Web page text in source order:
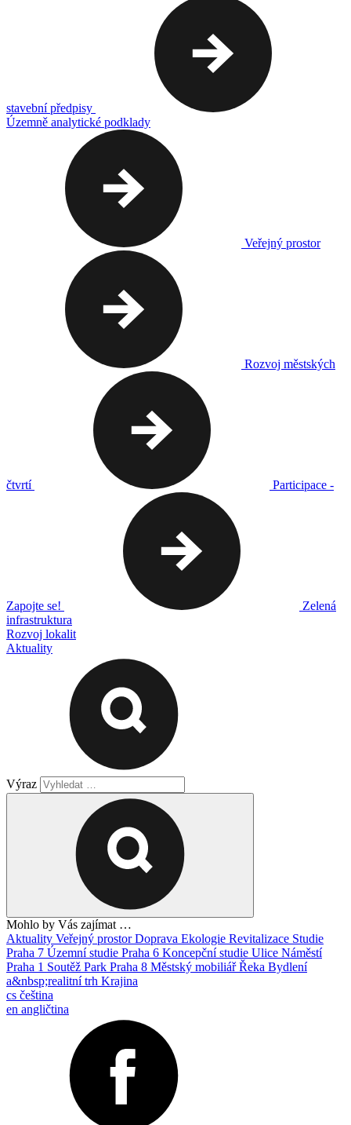
stavební předpisy
Územně analytické podklady
Veřejný prostor
Rozvoj městských
čtvrtí Participace -
Zapojte se!
Zelená
infrastruktura
Rozvoj lokalit
Aktuality
Výraz
Mohlo by Vás zajímat …
Aktuality Veřejný prostorDoprava Ekologie Revitalizace Studie
Praha 7 Územní studie Praha 6 Koncepční studie Ulice Náměstí
Praha 1 Soutěž Park Praha 8 Městský mobiliářŘeka Bydlení
a&nbsp;realitní trh Krajina
cs čeština
en angličtina